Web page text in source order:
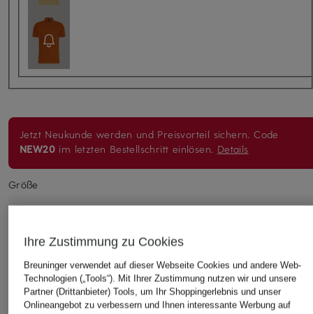
Jetzt Neukunde werden und Preisvorteil sichern. Code
NEW20 im letzten Bestellschritt einlösen. Details
Größe
Bitte Größe wählen
Ihre Zustimmung zu Cookies
Breuninger verwendet auf dieser Webseite Cookies und andere Web-
Technologien („Tools“). Mit Ihrer Zustimmung nutzen wir und unsere
Partner (Drittanbieter) Tools, um Ihr Shoppingerlebnis und unser
Onlineangebot zu verbessern und Ihnen interessante Werbung auf